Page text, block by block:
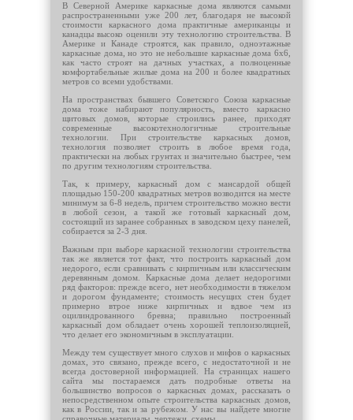
Какой грунт купить на свой
В Северной Америке каркасные дома являются самыми
распространенными уже 200 лет, благодаря не высокой
стоимости каркасного дома практичные американцы и
канадцы высоко оценили эту технологию строительства. В
Америке и Канаде строятся, как правило, одноэтажные
каркасные дома, но это не небольшие каркасные дома 6х6,
как часто строят на дачных участках, а полноценные
комфортабельные жилые дома на 200 и более квадратных
метров со всеми удобствами.
На пространствах бывшего Советского Союза каркасные
дома тоже набирают популярность, вместо каркасно
щитовых домов, которые строились ранее, приходят
современные высокотехнологичные строительные
технологии. При строительстве каркасных домов,
технология позволяет строить в любое время года,
практически на любых грунтах и значительно быстрее, чем
по другим технологиям строительства.
Так, к примеру, каркасный дом с мансардой общей
площадью 150-200 квадратных метров возводится на месте
минимум за 6-8 недель, причем строительство можно вести
в любой сезон, а такой же готовый каркасный дом,
состоящий из заранее собранных в заводском цеху панелей,
собирается за 2-3 дня.
Важным при выборе каркасной технологии строительства
так же является тот факт, что построить каркасный дом
недорого, если сравнивать с кирпичным или классическим
деревянным домом. Каркасные дома делает недорогими
ряд факторов: прежде всего, нет необходимости в тяжелом
и дорогом фундаменте; стоимость несущих стен будет
примерно втрое ниже кирпичных и вдвое чем из
оцилиндрованного бревна; правильно построенный
каркасный дом обладает очень хорошей теплоизоляцией,
что делает его экономичным в эксплуатации.
Между тем существует много слухов и мифов о каркасных
домах, это связано, прежде всего, с недостаточной и не
всегда достоверной информацией. На страницах нашего
сайта мы постараемся дать подробные ответы на
большинство вопросов о каркасных домах, рассказать о
непосредственном опыте строительства каркасных домов,
как в России, так и за рубежом. У нас вы найдете многие